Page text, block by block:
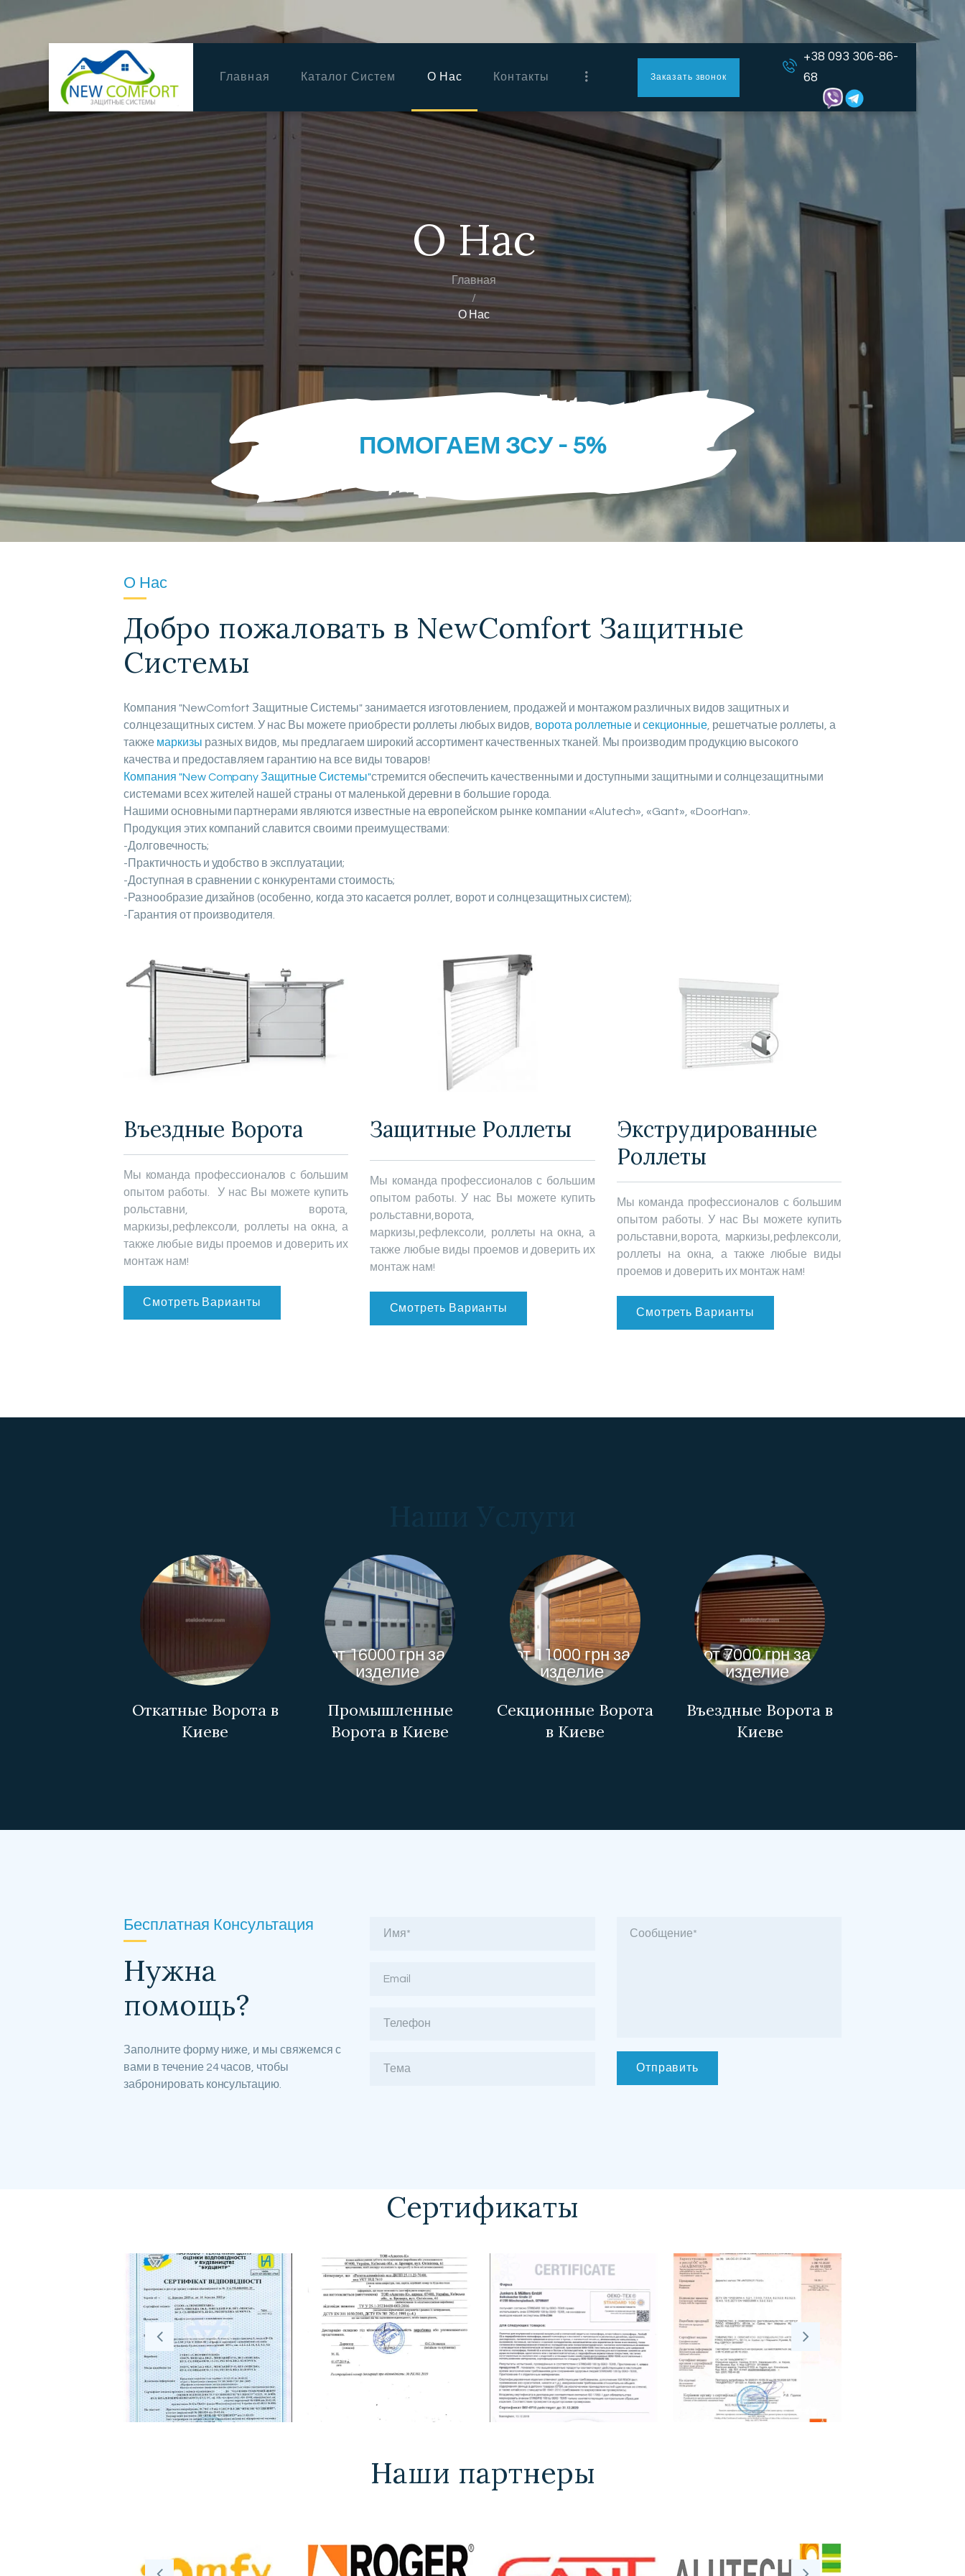
Главная Каталог Систем О Нас Контакты Заказать звонок
+38 093 306-86-
68
О Нас
Главная
О Нас
ПОМОГАЕМ ЗСУ - 5%
СИСТЕМ
О НАС
КОНТАКТЫ
РУССКИЙ
О Нас
Добро пожаловать в NewComfort Защитные
Системы
Компания "NewComfort Защитные Системы" занимается изготовлением, продажей и монтажом различных видов защитных и
солнцезащитных систем. У нас Вы можете приобрести роллеты любых видов, ворота роллетные исекционные , решетчатые роллеты, а
также маркизы разных видов, мы предлагаем широкий ассортимент качественных тканей. Мы производим продукцию высокого
качества и предоставляем гарантию на все виды товаров!
Компания "New Company Защитные Системы"стремится обеспечить качественными и доступными защитными и солнцезащитными
системами всех жителей нашей страны от маленькой деревни в большие города.
Нашими основными партнерами являются известные на европейском рынке компании «Alutech», «Gant», «DoorHan».
Продукция этих компаний славится своими преимуществами:
-Долговечность;
-Практичность и удобство в эксплуатации;
-Доступная в сравнении с конкурентами стоимость;
-Разнообразие дизайнов (особенно, когда это касается роллет, ворот и солнцезащитных систем);
-Гарантия от производителя.
Въездные Ворота
Мы команда профессионалов с большим
опытом работы. У нас Вы можете купить
рольставни, ворота,
маркизы,рефлексоли, роллеты на окна, а
также любые виды проемов и доверить их
монтаж нам!
Смотреть Варианты
Защитные Роллеты
Мы команда профессионалов с большим
опытом работы. У нас Вы можете купить
рольставни,ворота,
маркизы,рефлексоли, роллеты на окна, а
также любые виды проемов и доверить их
монтаж нам!
Смотреть Варианты
Экструдированные
Роллеты
Мы команда профессионалов с большим
опытом работы. У нас Вы можете купить
рольставни,ворота, маркизы,рефлексоли,
роллеты на окна, а также любые виды
проемов и доверить их монтаж нам!
Смотреть Варианты
Откатные Ворота в
Киеве
от 16000 грн за
изделие
Промышленные
Ворота в Киеве
от 11000 грн за
изделие
Секционные Ворота
в Киеве
от 7000 грн за
изделие
Въездные Ворота в
Киеве
Бесплатная Консультация
Нужна
помощь?
Заполните форму ниже, и мы свяжемся с
вами в течение 24 часов, чтобы
забронировать консультацию.
Сертификаты
Наши партнеры